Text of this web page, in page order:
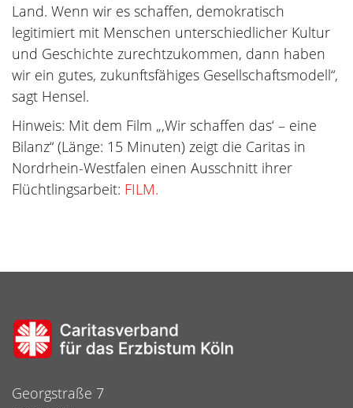
Land. Wenn wir es schaffen, demokratisch
legitimiert mit Menschen unterschiedlicher Kultur
und Geschichte zurechtzukommen, dann haben
wir ein gutes, zukunftsfähiges Gesellschaftsmodell“,
sagt Hensel.
Hinweis: Mit dem Film „,Wir schaffen das‘ – eine
Bilanz“ (Länge: 15 Minuten) zeigt die Caritas in
Nordrhein-Westfalen einen Ausschnitt ihrer
Flüchtlingsarbeit: FILM.
Georgstraße 7